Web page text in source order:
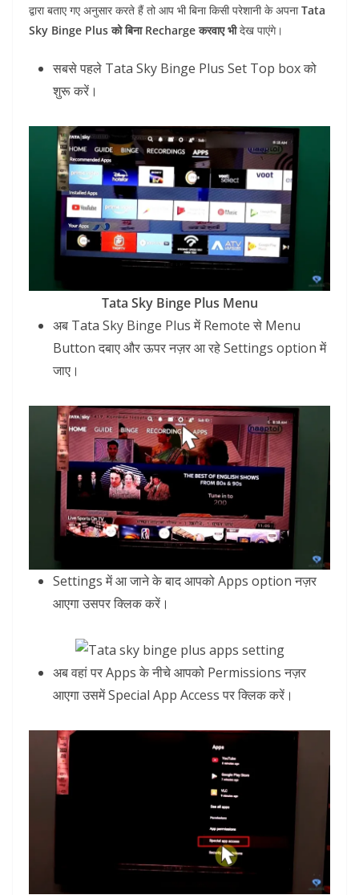
द्वारा बताए गए अनुसार करते हैं तो आप भी बिना किसी परेशानी के अपनाTata
Sky Binge Plus को बिना Recharge करवाए भीदेख पाएंगे।
सबसे पहले Tata Sky Binge Plus Set Top box को
शुरू करें।
Tata Sky Binge Plus Menu
अब Tata Sky Binge Plus में Remote से Menu
Button दबाए और ऊपर नज़र आ रहे Settings option में
जाए।
Settings में आ जाने के बाद आपको Apps option नज़र
आएगा उसपर क्लिक करें।
अब वहां पर Apps के नीचे आपको Permissions नज़र
आएगा उसमें Special App Access पर क्लिक करें।